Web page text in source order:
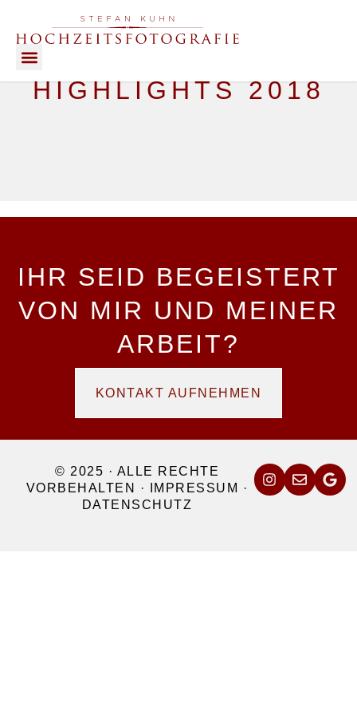
HIGHLIGHTS 2018
IHR SEID BEGEISTERT
VON MIR UND MEINER
ARBEIT?
KONTAKT AUFNEHMEN
© 2025 · ALLE RECHTE
VORBEHALTEN ·
IMPRESSUM
·
DATENSCHUTZ